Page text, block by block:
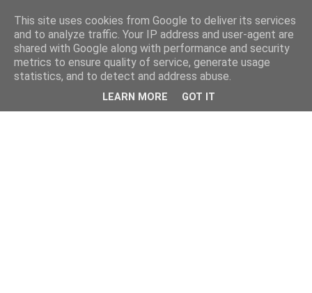
This site uses cookies from Google to deliver its services
and to analyze traffic. Your IP address and user-agent are
shared with Google along with performance and security
metrics to ensure quality of service, generate usage
statistics, and to detect and address abuse.
LEARN MORE GOT IT